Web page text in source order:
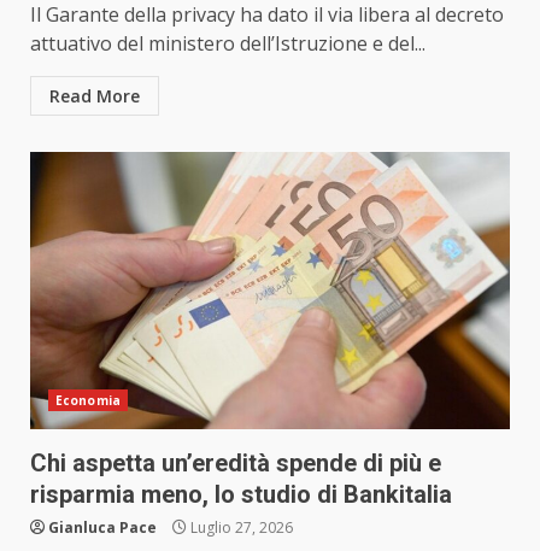
Il Garante della privacy ha dato il via libera al decreto
attuativo del ministero dell’Istruzione e del...
Read More
Economia
Chi aspetta un’eredità spende di più e
risparmia meno, lo studio di Bankitalia
Gianluca Pace Luglio 27, 2026